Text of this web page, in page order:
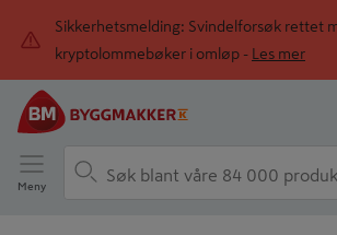
Sikkerhetsmelding: Svindelforsøk rettet
kryptolommebøker i omløp -
Les mer
Meny